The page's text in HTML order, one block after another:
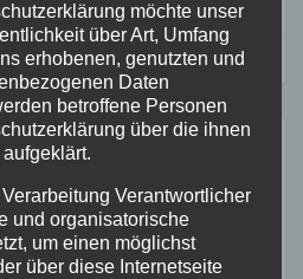
POLIZEI
möchte unser
über Art, Umfang
erhobenen, genutzten und
Daten
betroffene Personen
über die ihnen
Verantwortlicher
und organisatorische
um einen möglichst
über diese Internetseite